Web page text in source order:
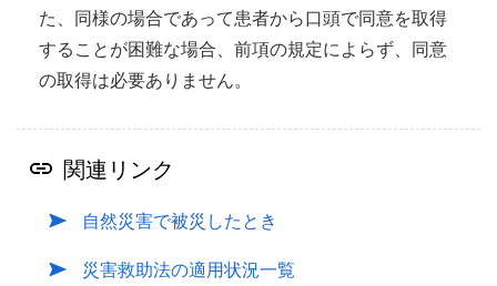
た、同様の場合であって患者から口頭で同意を取得
することが困難な場合、前項の規定によらず、同意
の取得は必要ありません。
関連リンク
自然災害で被災したとき
災害救助法の適用状況一覧